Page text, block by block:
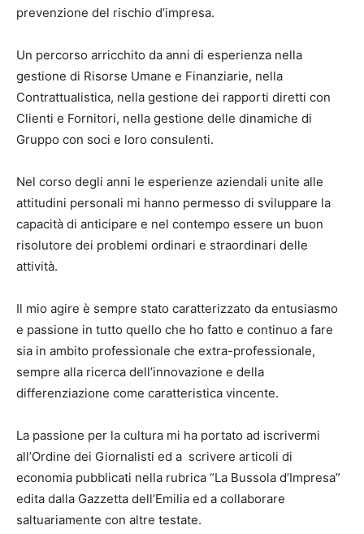
prevenzione del rischio d’impresa.
Un percorso arricchito da anni di esperienza nella
gestione di Risorse Umane e Finanziarie, nella
Contrattualistica, nella gestione dei rapporti diretti con
Clienti e Fornitori, nella gestione delle dinamiche di
Gruppo con soci e loro consulenti.
Nel corso degli anni le esperienze aziendali unite alle
attitudini personali mi hanno permesso di sviluppare la
capacità di anticipare e nel contempo essere un buon
risolutore dei problemi ordinari e straordinari delle
attività.
Il mio agire è sempre stato caratterizzato da entusiasmo
e passione in tutto quello che ho fatto e continuo a fare
sia in ambito professionale che extra-professionale,
sempre alla ricerca dell’innovazione e della
differenziazione come caratteristica vincente.
La passione per la cultura mi ha portato ad iscrivermi
all’Ordine dei Giornalisti ed a scrivere articoli di
economia pubblicati nella rubrica “La Bussola d’Impresa”
edita dalla Gazzetta dell’Emilia ed a collaborare
saltuariamente con altre testate.